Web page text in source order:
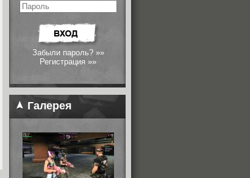
Забыли пароль? »»
Регистрация »»
Галерея